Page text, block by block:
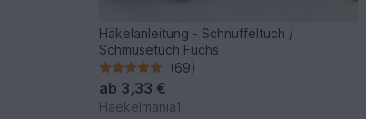
Häkelanleitung - Schnuffeltuch /
Schmusetuch Fuchs
(69)
ab 3,33 €
Haekelmania1